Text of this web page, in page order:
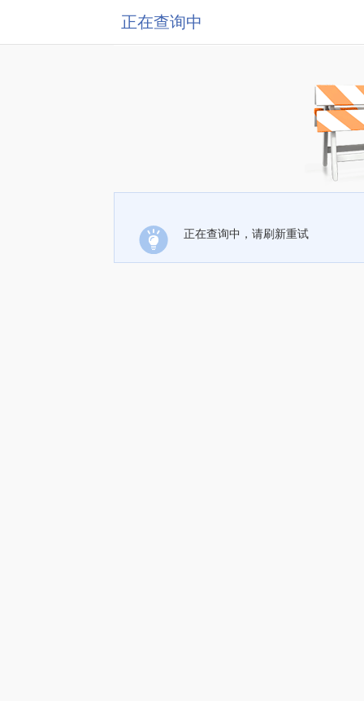
正在查询中
正在查询中，请刷新重试